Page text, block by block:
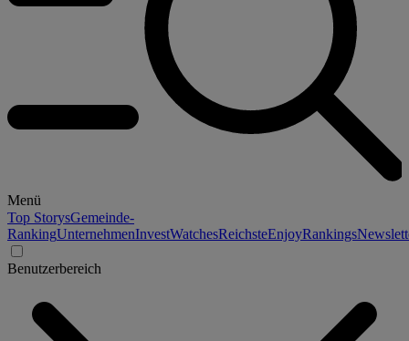
Menü
Top StorysGemeinde-
RankingUnternehmenInvestWatchesReichsteEnjoyRankings
Benutzerbereich